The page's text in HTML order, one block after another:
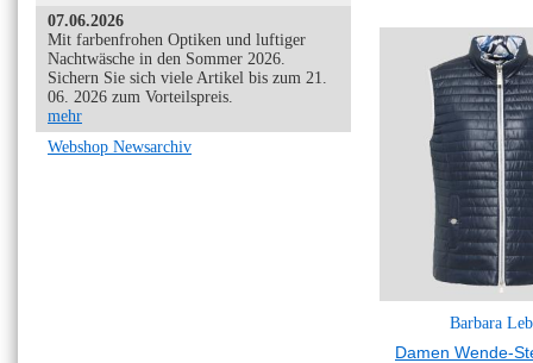
07.06.2026
Mit farbenfrohen Optiken und luftiger
Nachtwäsche in den Sommer 2026.
Sichern Sie sich viele Artikel bis zum 21.
06. 2026 zum Vorteilspreis.
mehr
Webshop Newsarchiv
Barbara
Damen Wende-